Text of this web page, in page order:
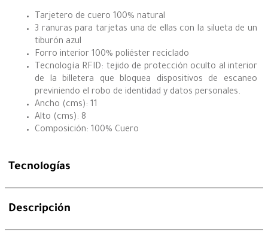
Tarjetero de cuero 100% natural
3 ranuras para tarjetas una de ellas con la silueta de un
tiburón azul
Forro interior 100% poliéster reciclado
Tecnología RFID: tejido de protección oculto al interior
de la billetera que bloquea dispositivos de escaneo
previniendo el robo de identidad y datos personales.
Ancho (cms): 11
Alto (cms): 8
Composición: 100% Cuero
Tecnologías
Descripción